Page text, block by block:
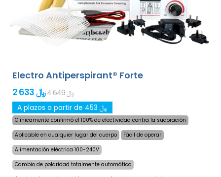
abdomen, espalda, nalgas, pecho y otras partes del
cuerpo también pueden ser tratados con éxito y por
largo tiempo.¡Garantía de devolución de dinero en
caso de insatisfacción y envío exprés en todo el
Electro Antiperspirant® Forte
2 633 ﷼
4 649 ﷼
A plazos a partir de 453 ﷼
Clínicamente confirmó el 100% de efectividad contra la sudoración
Aplicable en cualquier lugar del cuerpo
Fácil de operar
Alimentación eléctrica 100-240V
Cambio de polaridad totalmente automático